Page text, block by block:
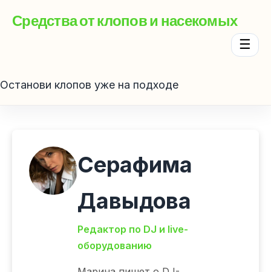
Средства от клопов и насекомых
☰
Останови клопов уже на подходе
Серафима
Давыдова
Редактор по DJ и live-
оборудованию